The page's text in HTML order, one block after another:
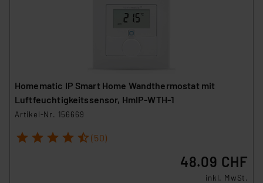
Homematic IP Smart Home Wandthermostat mit
Luftfeuchtigkeitssensor, HmIP-WTH-1
Artikel-Nr. 156669
1 2 3 4 5 (50)
48.09 CHF
inkl. MwSt.